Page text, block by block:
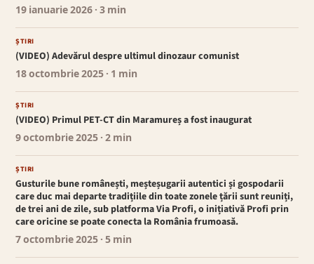
19 ianuarie 2026 · 3 min
ȘTIRI
(VIDEO) Adevărul despre ultimul dinozaur comunist
18 octombrie 2025 · 1 min
ȘTIRI
(VIDEO) Primul PET-CT din Maramureș a fost inaugurat
9 octombrie 2025 · 2 min
ȘTIRI
Gusturile bune românești, meșteșugarii autentici și gospodarii
care duc mai departe tradițiile din toate zonele țării sunt reuniți,
de trei ani de zile, sub platforma Via Profi, o inițiativă Profi prin
care oricine se poate conecta la România frumoasă.
7 octombrie 2025 · 5 min